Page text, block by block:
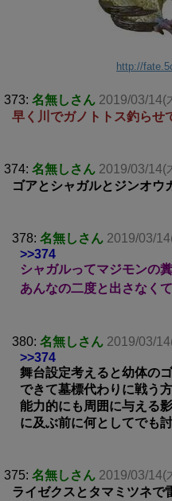
http://
373: 名無しさん 2019/03/14(
早く川でガノトトス釣らせ
374: 名無しさん 2019/03/14(
ゴアとシャガルとジンオウ
378: 名無しさん 2019/03/
>>374
シャガルってマジモンの
あんなの二度と出さなく
380: 名無しさん 2019/03/
>>374
舞台設定考えると幼体の
できて墓標代わりに戦う
能力的にも周囲に与える
に及ぶ前に何としてでも
375: 名無しさん 2019/03/14(
ライゼクスとタマミツネで